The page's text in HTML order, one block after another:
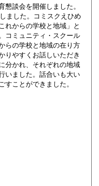
談会を開催しました。
ました。コミスクえひめ
れからの学校と地域」と
コミュニティ・スクール
らの学校と地域の在り方
りやすくお話しいただき
分かれ、それぞれの地域
いました。話合いも大い
ことができました。